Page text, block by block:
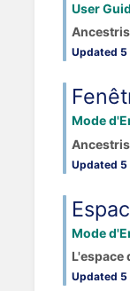
User
Updated 5
Mode
Updated 5
Mode
L'espace
Updated 5